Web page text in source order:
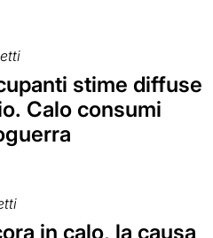
stime diffuse
Calo consumi
in calo, la causa